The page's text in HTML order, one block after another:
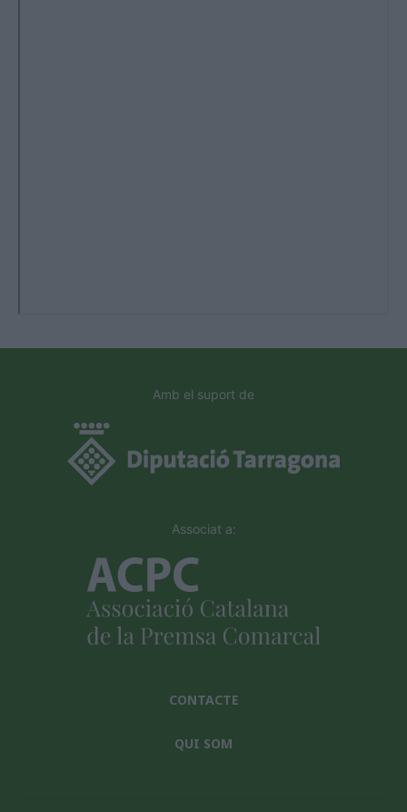
Amb el suport de
Associat a:
CONTACTE
QUI SOM